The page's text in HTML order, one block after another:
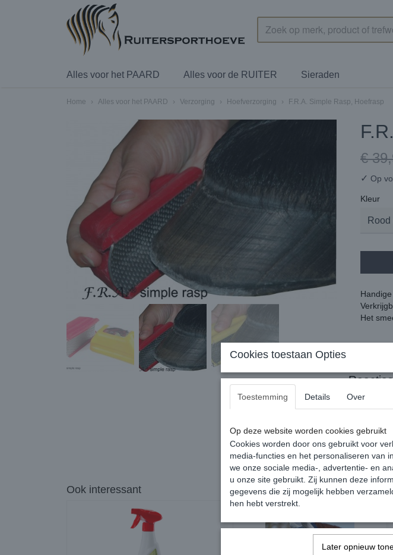
Alles voor het PAARD Alles voor de RUITER Sieraden
Home › Alles voor het PAARD › Verzorging › Hoefverzorging › F.R.A. Simple Rasp, Hoefrasp
€
✓ Op
Kleur
Het
Reacties
Ook interessant
Cookies toestaan Opties
Toestemming Details Over
Op deze website worden cookies gebruikt
Cookies worden door ons gebruikt voor
media-functies en het personaliseren van
we onze sociale media-, advertentie- en
u onze site gebruikt. Zij kunnen deze
gegevens die zij mogelijk hebben
hen hebt verstrekt.
Later opnieuw